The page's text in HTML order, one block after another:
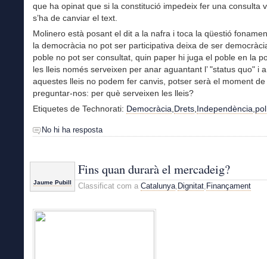
que ha opinat que si la constitució impedeix fer una consulta
s’ha de canviar el text.
Molinero està posant el dit a la nafra i toca la qüestió
la democràcia no pot ser participativa deixa de ser
poble no pot ser consultat, quin paper hi juga el poble en la
les lleis només serveixen per anar aguantant l’ "status quo" i
aquestes lleis no podem fer canvis, potser serà el moment de
preguntar-nos: per què serveixen les lleis?
Etiquetes de Technorati: Democràcia,Drets,Independència,
No hi ha resposta
Jaume Pubill
Fins quan durarà el mercadeig?
Classificat com a Catalunya Dignitat Finançament